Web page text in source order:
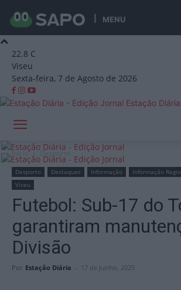
MENU
22.8 C
Viseu
Sexta-feira, 7 de Agosto de 2026
Estação
Início Desporto
Desporto Destaques Informação Informação
Viseu
Futebol: Sub-17 do
garantiram
Divisão
Por Estação Diária - 17 de Junho, 2025